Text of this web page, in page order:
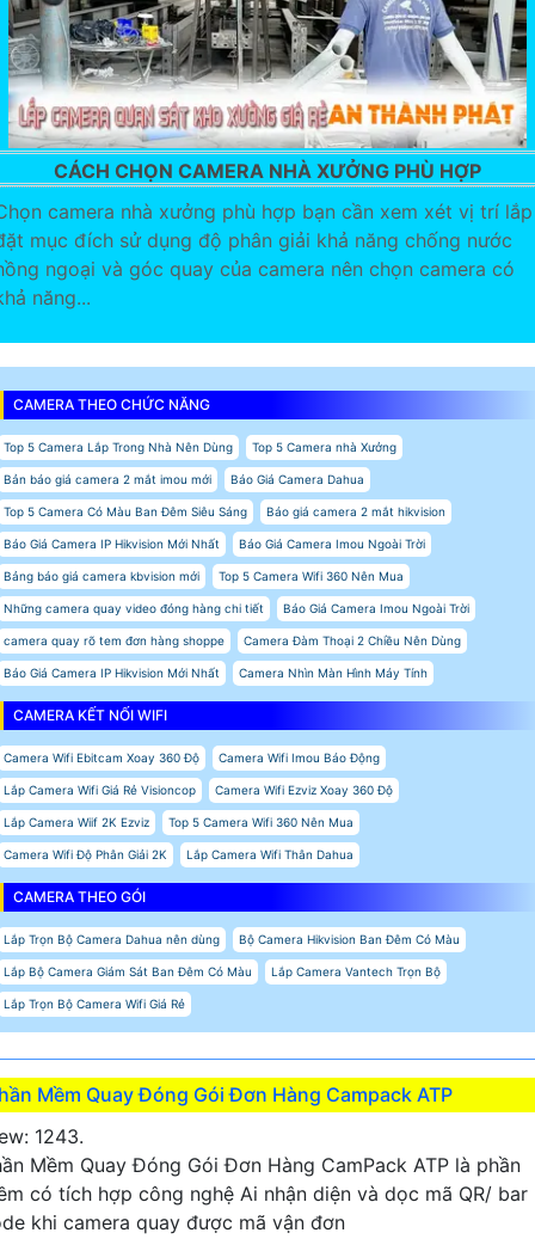
CÁCH CHỌN CAMERA NHÀ XƯỞNG PHÙ HỢP
camera nhà xưởng phù hợp bạn cần xem xét vị trí lắp
mục đích sử dụng độ phân giải khả năng chống nước
ngoại và góc quay của camera nên chọn camera có
năng...
CAMERA THEO CHỨC NĂNG
Top 5 Camera Lắp Trong Nhà Nên Dùng Top 5 Camera nhà Xưởng
Bản báo giá camera 2 mắt imou mới Báo Giá Camera Dahua
Top 5 Camera Có Màu Ban Đêm Siêu Sáng Báo giá camera 2 mắt hikvision
Báo Giá Camera IP Hikvision Mới Nhất Báo Giá Camera Imou Ngoài Trời
Bảng báo giá camera kbvision mới Top 5 Camera Wifi 360 Nên Mua
Những camera quay video đóng hàng chi tiết Báo Giá Camera Imou Ngoài Trời
camera quay rõ tem đơn hàng shoppe Camera Đàm Thoại 2 Chiều Nên Dùng
Báo Giá Camera IP Hikvision Mới Nhất Camera Nhìn Màn Hình Máy Tính
CAMERA KẾT NỐI WIFI
Camera Wifi Ebitcam Xoay 360 Độ Camera Wifi Imou Báo Động
Lắp Camera Wifi Giá Rẻ Visioncop Camera Wifi Ezviz Xoay 360 Độ
Lắp Camera Wiif 2K Ezviz Top 5 Camera Wifi 360 Nên Mua
Camera Wifi Độ Phân Giải 2K Lắp Camera Wifi Thân Dahua
CAMERA THEO GÓI
Lắp Trọn Bộ Camera Dahua nên dùng Bộ Camera Hikvision Ban Đêm Có Màu
Lắp Bộ Camera Giám Sát Ban Đêm Có Màu Lắp Camera Vantech Trọn Bộ
Lắp Trọn Bộ Camera Wifi Giá Rẻ
Mềm Quay Đóng Gói Đơn Hàng Campack ATP
1243.
Mềm Quay Đóng Gói Đơn Hàng CamPack ATP là phần
có tích hợp công nghệ Ai nhận diện và dọc mã QR/ bar
khi camera quay được mã vận đơn